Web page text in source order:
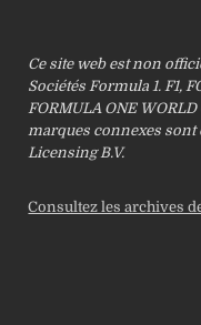
Ce site web est non
Sociétés Formula 1. F1,
FORMULA ONE
marques connexes sont
Licensing B.V.
Consultez les archives